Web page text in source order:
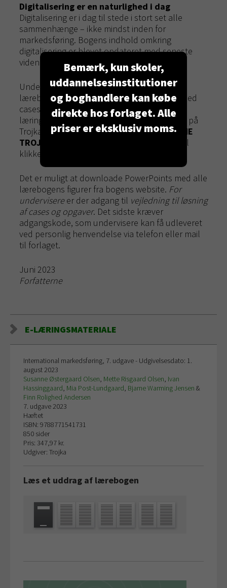
Digitalisering er en naturlighed i dag
Digitalisering er i dag til stede i stort set alle
sammenhænge – ikke mindst inden for
markedsføring. Bogens indhold omkring
digitalisering er blevet opdateret med seneste
viden suppleret med nye eksempler.
Undervisningsmaterialet omfatter foruden
lærebogen en omfattende opgavesamling med
cases og opgaver. Hertil kommer e-
læringsmaterialer på bogens website: Gå ind på
Trojkas websitewww.trojka.dk, klik påONLINE
TROJKA
. I den viste bogreol
klikkes på ikon med bogens forside.
Det er muligt at downloade PowerPoints med alle
lærebogens figurer fra bogens website. For
undervisereer der adgang til vejledning til løsning
af cases og opgaver. Det sidste kræver
adgangskode, som undervisere kan få udleveret
ved personlig henvendelse via telefon eller mail
til forlaget.
Juni 2023
Forfatterne
E-LÆRINGSMATERIALE
International markedsføring, 7. udgave - Udgivelsesdato: 1.
august 2023
Susanne Østergaard Olsen, Mette Risgaard Olsen, Ivan
Hassinggaard, Mia Post-Lundgaard, Bjarne Warming Jensen &
Finn Rolighed Andersen
7. udgave 2023
Hæftet
ISBN: 9788771541731
850 sider
Pris: 347,97 kr.
Udgiver: Trojka
Læs et uddrag af lærebogen
Bemærk, kun skoler,
uddannelsesinstitutioner
og boghandlere kan købe
direkte hos forlaget. Alle
priser er eksklusiv moms.